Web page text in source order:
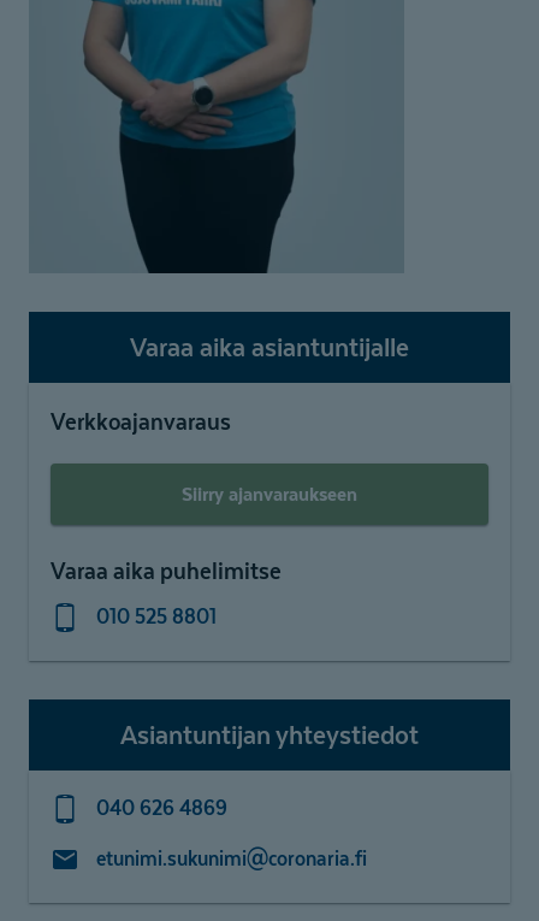
Varaa aika asiantuntijalle
Verkkoajanvaraus
Siirry ajanvaraukseen
Varaa aika puhelimitse
010 525 8801
Asiantuntijan yhteystiedot
040 626 4869
etunimi.sukunimi@coronaria.fi